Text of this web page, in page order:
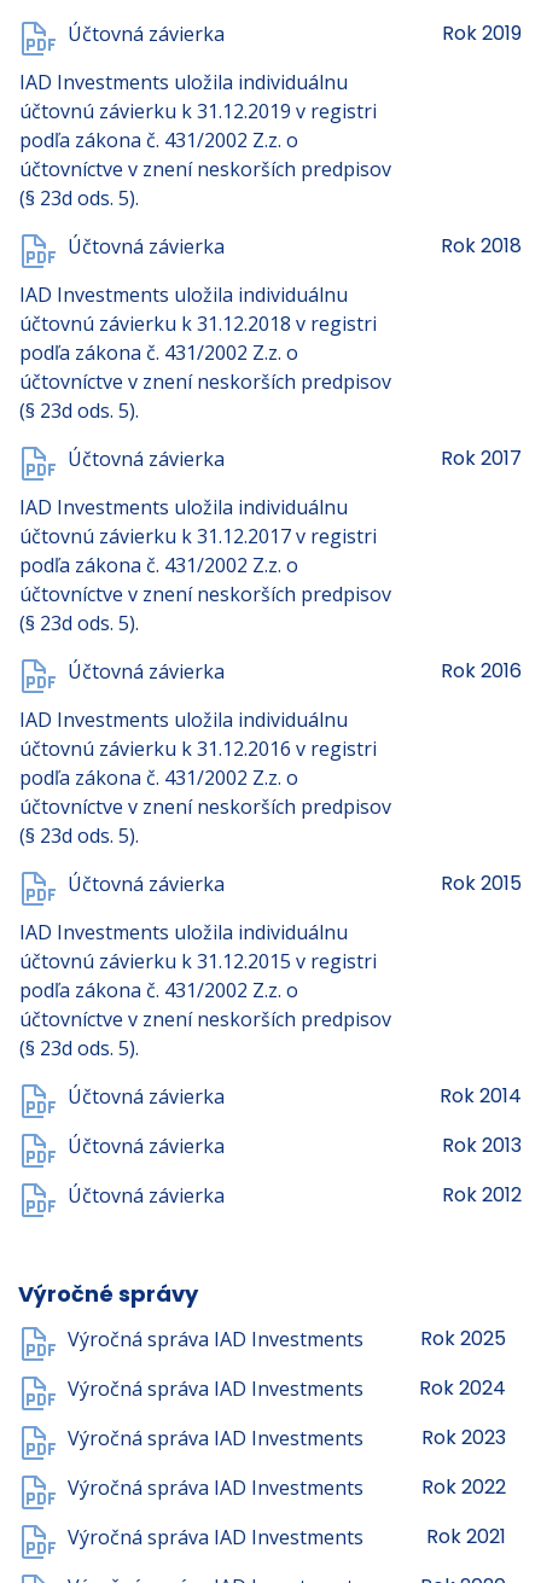
Účtovná závierka
IAD Investments uložila individuálnu
účtovnú závierku k 31.12.2019 v registri
podľa zákona č. 431/2002 Z.z. o
účtovníctve v znení neskorších predpisov
(§ 23d ods. 5).
Rok 2019
Účtovná závierka
IAD Investments uložila individuálnu
účtovnú závierku k 31.12.2018 v registri
podľa zákona č. 431/2002 Z.z. o
účtovníctve v znení neskorších predpisov
(§ 23d ods. 5).
Rok 2018
Účtovná závierka
IAD Investments uložila individuálnu
účtovnú závierku k 31.12.2017 v registri
podľa zákona č. 431/2002 Z.z. o
účtovníctve v znení neskorších predpisov
(§ 23d ods. 5).
Rok 2017
Účtovná závierka
IAD Investments uložila individuálnu
účtovnú závierku k 31.12.2016 v registri
podľa zákona č. 431/2002 Z.z. o
účtovníctve v znení neskorších predpisov
(§ 23d ods. 5).
Rok 2016
Účtovná závierka
IAD Investments uložila individuálnu
účtovnú závierku k 31.12.2015 v registri
podľa zákona č. 431/2002 Z.z. o
účtovníctve v znení neskorších predpisov
(§ 23d ods. 5).
Rok 2015
Účtovná závierka Rok 2014
Účtovná závierka Rok 2013
Účtovná závierka Rok 2012
Výročné správy
Výročná správa IAD Investments Rok 2025
Výročná správa IAD Investments Rok 2024
Výročná správa IAD Investments Rok 2023
Výročná správa IAD Investments Rok 2022
Výročná správa IAD Investments Rok 2021